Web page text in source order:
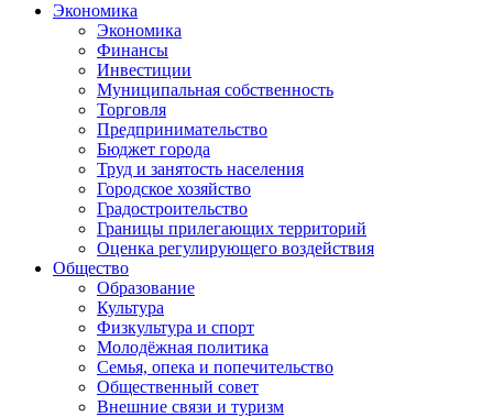
Экономика
Экономика
Финансы
Инвестиции
Муниципальная собственность
Торговля
Предпринимательство
Бюджет города
Труд и занятость населения
Городское хозяйство
Градостроительство
Границы прилегающих территорий
Оценка регулирующего воздействия
Общество
Образование
Культура
Физкультура и спорт
Молодёжная политика
Семья, опека и попечительство
Общественный совет
Внешние связи и туризм